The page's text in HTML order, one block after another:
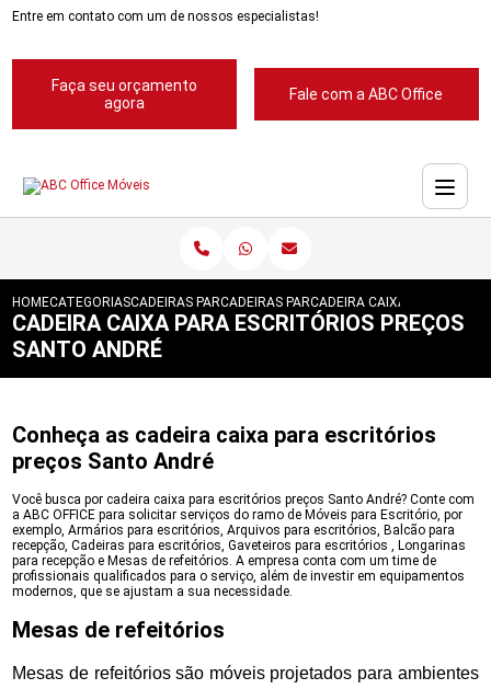
Entre em contato com um de nossos especialistas!
Faça seu orçamento
agora
Fale com a ABC Office
HOMECATEGORIASCADEIRAS PARA ESCRITORIOS
CADEIRAS PARA ESCRITORIOS ABC
CADEIRA CAIXA PARA
CADEIRA CAIXA PARA ESCRITÓRIOS PREÇOS
SANTO ANDRÉ
Conheça as cadeira caixa para escritórios
preços Santo André
Você busca por cadeira caixa para escritórios preços Santo André? Conte com
a ABC OFFICE para solicitar serviços do ramo de Móveis para Escritório, por
exemplo, Armários para escritórios, Arquivos para escritórios, Balcão para
recepção, Cadeiras para escritórios, Gaveteiros para escritórios , Longarinas
para recepção e Mesas de refeitórios. A empresa conta com um time de
profissionais qualificados para o serviço, além de investir em equipamentos
modernos, que se ajustam a sua necessidade.
Mesas de refeitórios
Mesas de refeitórios são móveis projetados para ambientes